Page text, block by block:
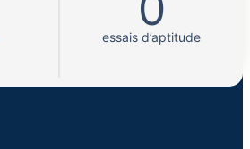
essais d’aptitude